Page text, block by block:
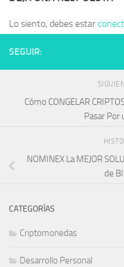
Lo siento, debes estar
SEGUIR:
Cómo CONGELAR
Pasar Por
NOMINEX La MEJOR
de
CATEGORÍAS
Criptomonedas
Desarrollo Personal